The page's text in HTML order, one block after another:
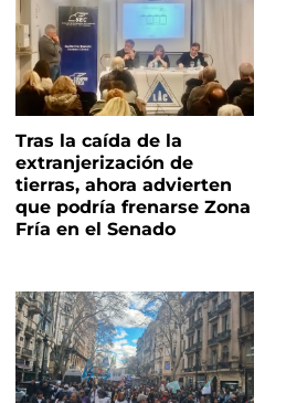
Tras la caída de la
extranjerización de
tierras, ahora advierten
que podría frenarse Zona
Fría en el Senado